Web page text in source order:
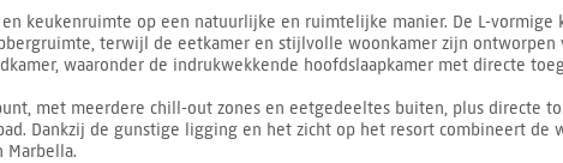
keukenruimte op een natuurlijke en ruimtelijke manier. De L-
terwijl de eetkamer en stijlvolle woonkamer zijn
waaronder de indrukwekkende hoofdslaapkamer met directe
met meerdere chill-out zones en eetgedeeltes buiten, plus directe
Dankzij de gunstige ligging en het zicht op het resort combineert de
Marbella.